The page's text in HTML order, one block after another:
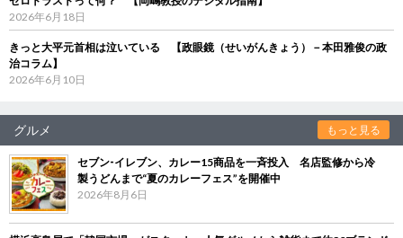
2026年6月18日
きっと大平元首相は泣いている 【政眼鏡（せいがんきょう）－本田雅俊の政
治コラム】
2026年6月10日
グルメ もっと見る
セブン‐イレブン、カレー15商品を一斉投入 名店監修から冷
製うどんまで“夏のカレーフェス”を開催中
2026年8月6日